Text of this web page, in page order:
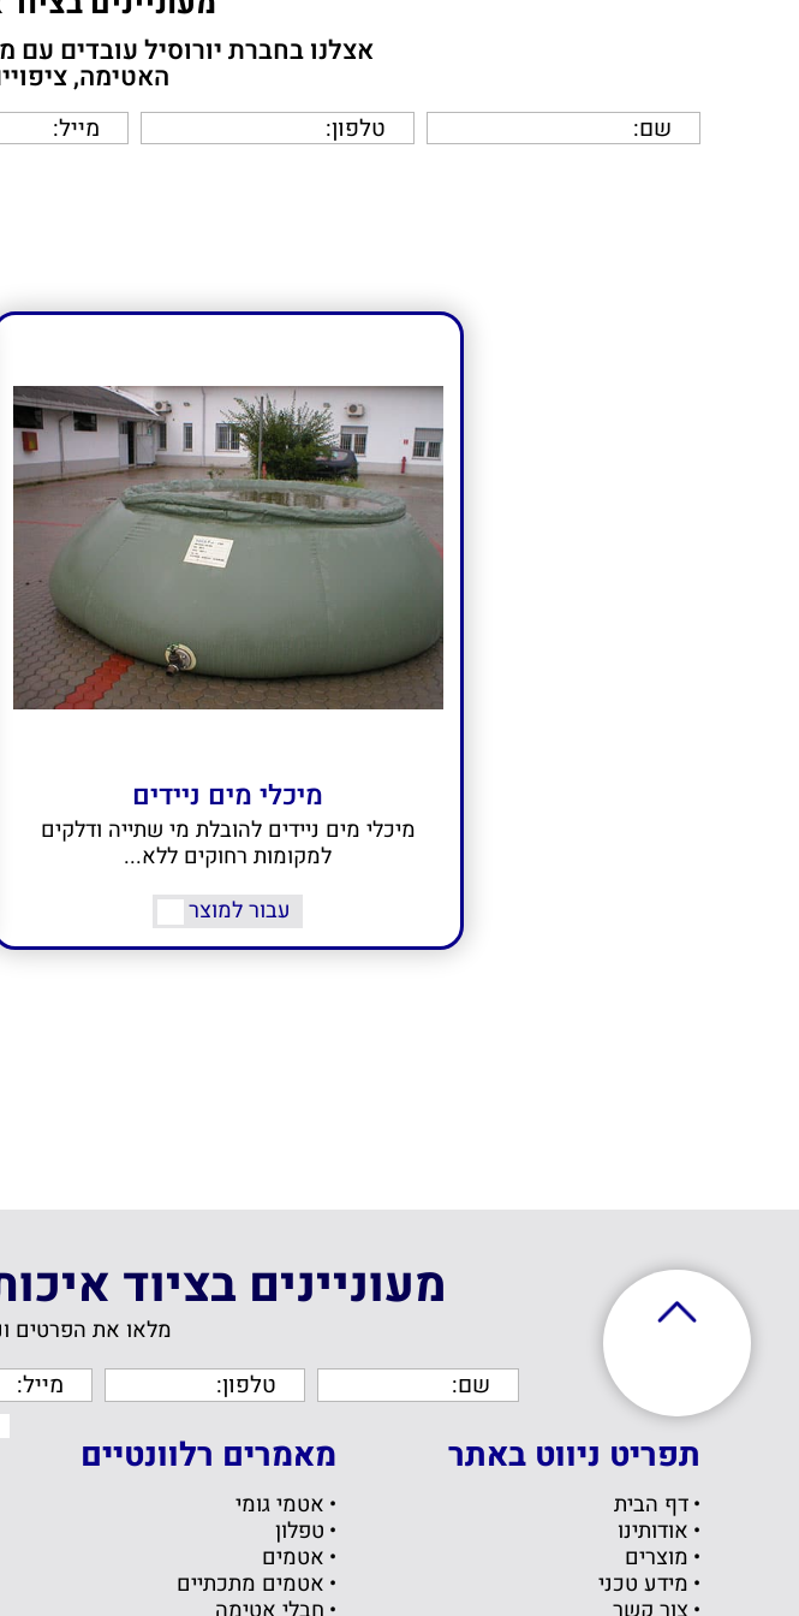
אצלנו בחברת יורוסיל עובדים עם
האטימה,
מיכלי מים ניידים
מיכלי מים ניידים להובלת מי שתייה ודלקים
למקומות רחוקים ללא...
עבור למוצר
מעוניינים בציוד
מלאו את הפרטים
תפריט ניווט באתר
דף הבית
אודותינו
מוצרים
מידע טכני
מאמרים רלוונטיים
אטמי גומי
טפלון
אטמים
אטמים מתכתיים